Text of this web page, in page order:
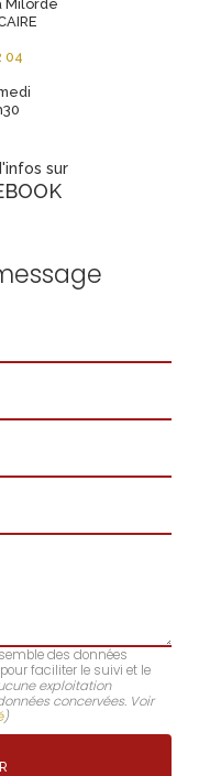
Milorde
04
sur
des données
faciliter le suivi et le
exploitation
concervées. Voir
)